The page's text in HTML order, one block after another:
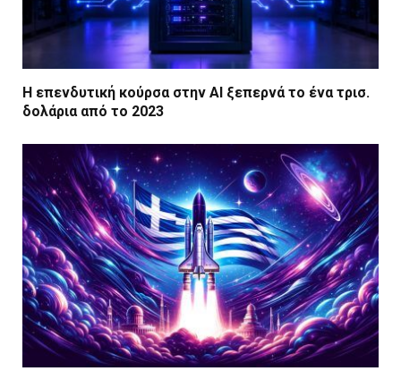
Η επενδυτική κούρσα στην AI ξεπερνά το ένα τρισ.
δολάρια από το 2023